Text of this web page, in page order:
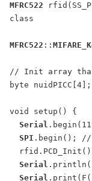
MFRC522
class
MFRC522 ::
// Init array that
byte nuidPICC[4];
void setup() {
Serial
SPI .begin(); //
Serial
Serial